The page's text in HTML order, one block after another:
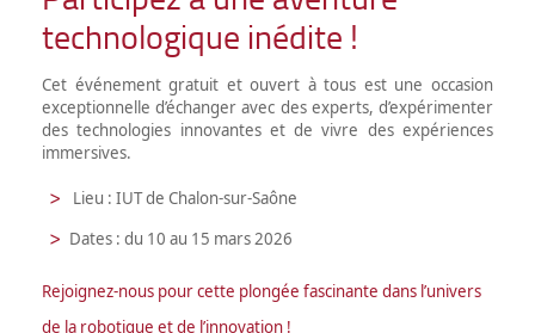
technologique inédite !
Cet événement gratuit et ouvert à tous est une occasion
exceptionnelle d’échanger avec des experts, d’expérimenter
des technologies innovantes et de vivre des expériences
immersives.
Lieu : IUT de Chalon-sur-Saône
Dates : du 10 au 15 mars 2026
Rejoignez-nous pour cette plongée fascinante dans l’univers
de la robotique et de l’innovation !